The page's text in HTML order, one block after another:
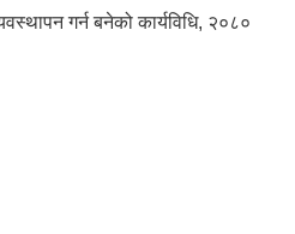
गर्न बनेको कार्यविधि, २०८०